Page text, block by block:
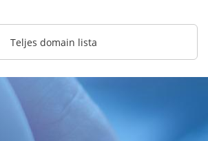
Teljes domain lista